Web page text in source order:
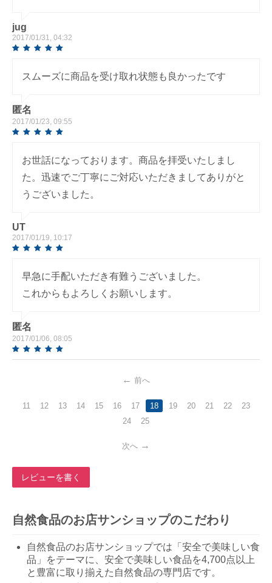
jug
2017/01/31, 04:32
スムーズに商品を受け取れ状態も良かったです
匿名
2017/01/23, 09:55
お世話になっております。商品を拝受いたしまし
た。迅速でご丁寧にご対応いただきましてありがと
うございました。
UT
2017/01/19, 10:17
早急に手配いただき有難うございました。
これからもよろしくお願いします。
匿名
2017/01/06, 08:05
前へ
11 12 13 14 15 16 17 18 19 20 21 22
23
24
25
次へ
レビューを書く
自然食品のお店サンショップのこだわり
自然食品のお店サンショップでは「安全で美味しい食
品」をテーマに、安全で美味しい食品を4,700点以上
と豊富に取り揃えた自然食品の専門店です。